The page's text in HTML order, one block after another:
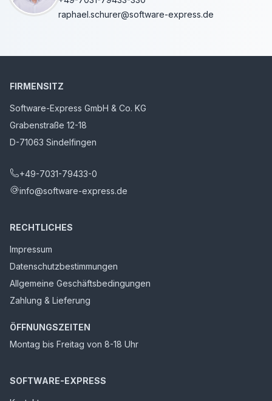
raphael.schurer@software-express.de
FIRMENSITZ
Software-Express GmbH & Co. KG
Grabenstraße 12-18
D-71063 Sindelfingen
+49-7031-79433-0
info@software-express.de
RECHTLICHES
Impressum
Datenschutzbestimmungen
Allgemeine Geschäftsbedingungen
Zahlung & Lieferung
ÖFFNUNGSZEITEN
Montag bis Freitag von 8-18 Uhr
SOFTWARE-EXPRESS